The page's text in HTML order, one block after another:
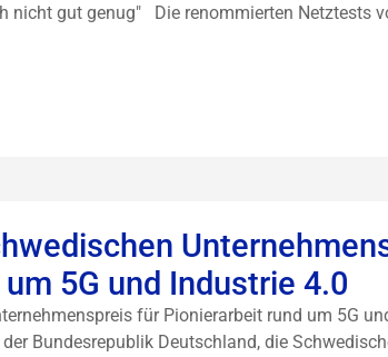
nicht gut genug" Die renommierten Netztests
5G und Industrie 4.0
für Pionierarbeit rund um 5G
Bundesrepublik Deutschland, die